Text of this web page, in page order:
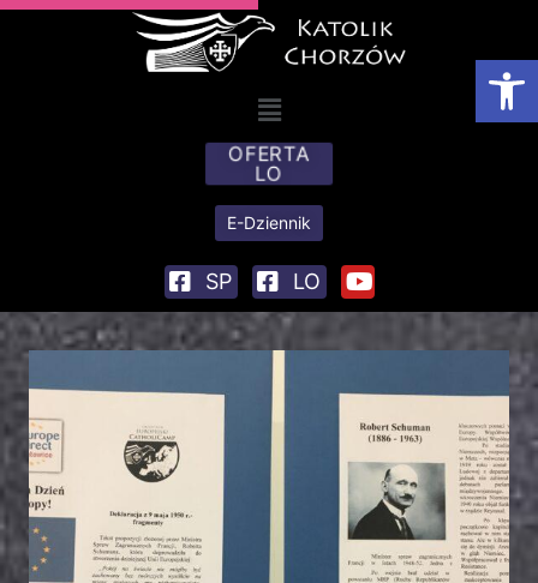
OFERTA
LO
E-Dziennik
SP LO